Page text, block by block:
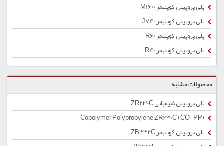
پلی پروپیلن کوپلیمر M1600
پلی پروپیلن کوپلیمر J740
پلی پروپیلن کوپلیمر R60
پلی پروپیلن کوپلیمر R40
محصولات مشابه
پلی پروپیلن شیمیایی ZR230C
پلی پروپیلن کوپلیمر ZB332C